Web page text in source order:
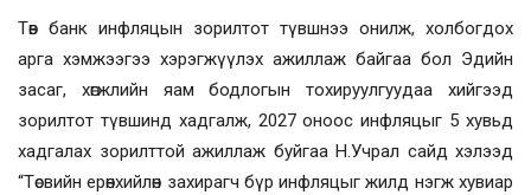
Төв банк инфляцын зорилтот түвшнээ онилж, холбогдох
арга хэмжээгээ хэрэгжүүлэх ажиллаж байгаа бол Эдийн
засаг, хөгжлийн яам бодлогын тохируулгуудаа хийгээд
зорилтот түвшинд хадгалж, 2027 оноос инфляцыг 5 хувьд
хадгалах зорилттой ажиллаж буйгаа Н.Учрал сайд хэлээд
“Төсвийн ерөнхийлөн захирагч бүр инфляцыг жилд нэгж хувиар